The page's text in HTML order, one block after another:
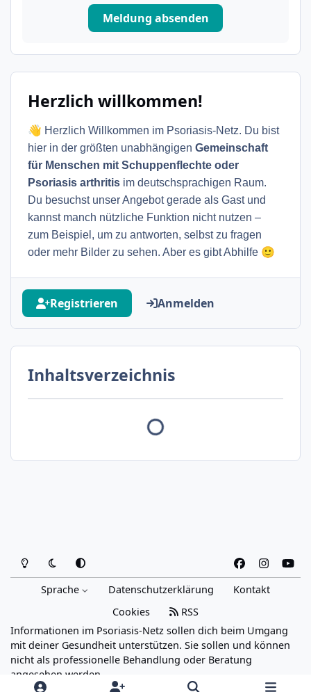
Meldung absenden
Herzlich willkommen!
👋 Herzlich Willkommen im Psoriasis-Netz. Du bist
hier in der größten unabhängigen Gemeinschaft
für Menschen mit Schuppenflechte oder
Psoriasis arthritis im deutschsprachigen Raum.
Du besuchst unser Angebot gerade als Gast und
kannst manch nützliche Funktion nicht nutzen –
zum Beispiel, um zu antworten, selbst zu fragen
oder mehr Bilder zu sehen. Aber es gibt Abhilfe 🙂
Registrieren Anmelden
Inhaltsverzeichnis
Heller ModusDunkler Modus
Systemeinstellung
a
b
o
o
n
s
a
g
o
u
b
Sprache Datenschutzerklärung
Kontakt
Cookies
RSS
Informationen im Psoriasis-Netz sollen dich beim Umgang
mit deiner Gesundheit unterstützen. Sie sollen und können
nicht als professionelle Behandlung oder Beratung
angesehen werden.
Powered by
Invision Community